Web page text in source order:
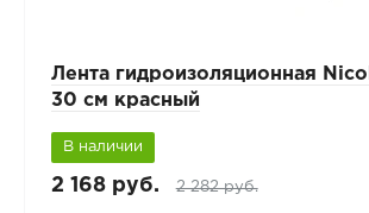
Лента гидроизоляционная
30 см красный
В наличии
2 168 руб. 2 282 руб.